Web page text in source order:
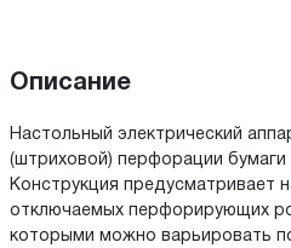
Описание
Настольный электрический
(штриховой) перфорации бумаги
Конструкция предусматривает
отключаемых перфорирующих
которыми можно варьировать